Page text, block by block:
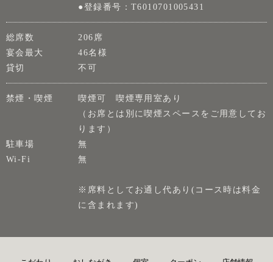
●登録番号：T6010701005431
総席数
206席
宴会最大
46名様
貸切
不可
禁煙・喫煙
喫煙可 喫煙専用室あり
（お席とは別に喫煙スペースをご用意してお
ります）
駐車場
無
Wi-Fi
無
※席料としてお通し代あり(コース時は料金
に含まれます)